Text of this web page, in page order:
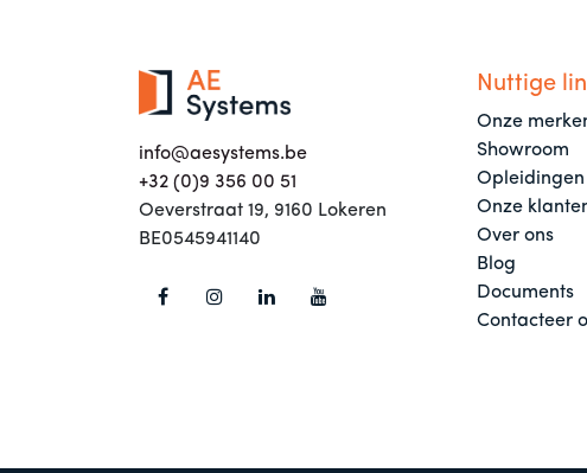
info@aesystems.be
+32 (0)9 356 00 51
Oeverstraat 19, 9160 Lokeren
BE0545941140
Nuttige
Onze
Showroom
Opleidingen
Onze
Over ons
Blog
Documents
Contacteer